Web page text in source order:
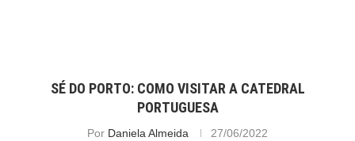
SÉ DO PORTO: COMO VISITAR A CATEDRAL
PORTUGUESA
Por Daniela Almeida 27/06/2022